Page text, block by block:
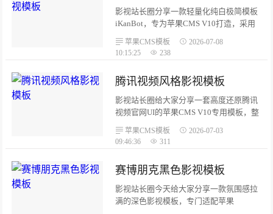
亮交互色，观影氛围感拉满极简卡片排
版：全屏海报网格布局，影片搭配红色评
影视站长圈分享一款轻量化纯白极简模板
iKanBot，专为苹果CMS V10打造，采用
告模块，专注影视内容展示，适合追求干
发，设计参考主流影视资讯站风格，页面
干净无冗余组件，去掉弹窗广告、付费会
员等多余功能，只保留影片浏览、搜索、
看体验舒适。...
苹果CMS模板
2026-07-08
10:15:25
238
腾讯视频风格影视模板
影视站长圈给大家分享一套高度还原腾讯
视频官网UI的苹果CMS V10专用模板，整
式适配电脑、平板、手机，配色规范统
辑开发，适配苹果CMS V10全系统标签，
页面层级清晰，交互逻辑贴合大众观影平
台使用习惯，不管综合影视站、动漫站点
苹果CMS模板
2026-07-03
09:46:36
311
​赛博朋克黑色影视模板
影视站长圈今天给大家分享一款氛围感拉
满的深色影视模板，专门适配苹果